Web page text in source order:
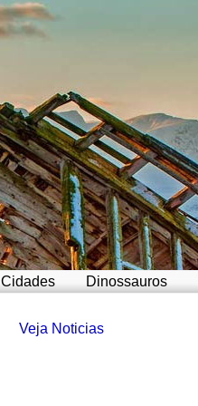
Cidades Dinossauros
Veja Noticias